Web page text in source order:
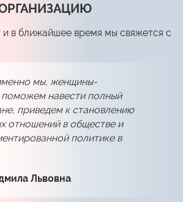
в ближайшее время мы свяжется с
мы, женщины-
поможем навести полный
приведем к становлению
отношений в обществе и
политике в
Львовна